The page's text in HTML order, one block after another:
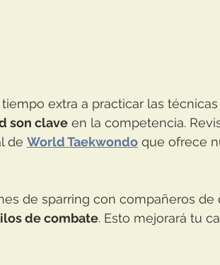
extra a practicar las
son clave en la competencia.
de World Taekwondo que ofrece
de sparring con compañeros de
de combate. Esto mejorará tu